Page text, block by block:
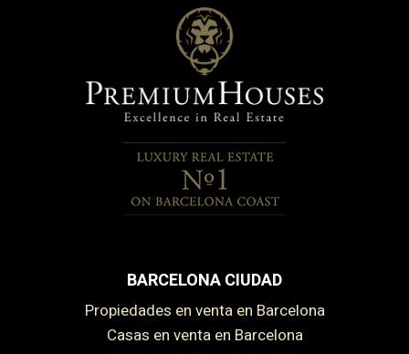
BARCELONA CIUDAD
Propiedades en venta en Barcelona
Casas en venta en Barcelona